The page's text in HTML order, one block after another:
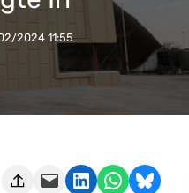
2024 11:55
Deze pagina e-mailen Delen op LinkedIn Delen via WhatsApp Share on Bluesky